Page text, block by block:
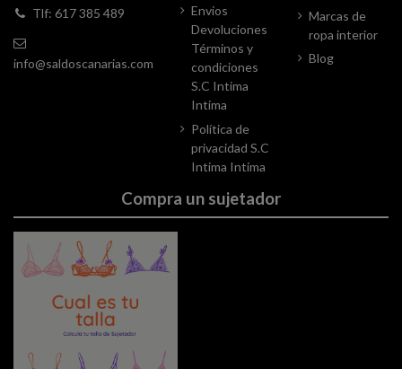
Tlf: 617 385 489
info@saldoscanarias.com
Envios
Devoluciones
Términos y
condiciones
S.C Intima
Intima
Política de
privacidad S.C
Intima Intima
Marcas de
ropa interior
Blog
Compra un sujetador